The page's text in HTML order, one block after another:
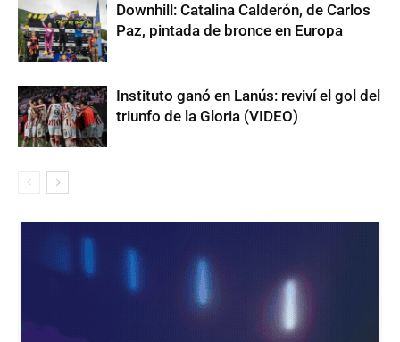
Downhill: Catalina Calderón, de Carlos
Paz, pintada de bronce en Europa
Instituto ganó en Lanús: reviví el gol del
triunfo de la Gloria (VIDEO)